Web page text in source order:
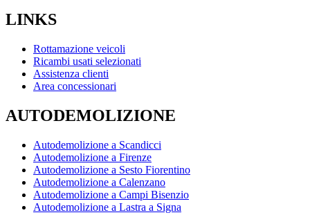
LINKS
Rottamazione veicoli
Ricambi usati selezionati
Assistenza clienti
Area concessionari
AUTODEMOLIZIONE
Autodemolizione a Scandicci
Autodemolizione a Firenze
Autodemolizione a Sesto Fiorentino
Autodemolizione a Calenzano
Autodemolizione a Campi Bisenzio
Autodemolizione a Lastra a Signa